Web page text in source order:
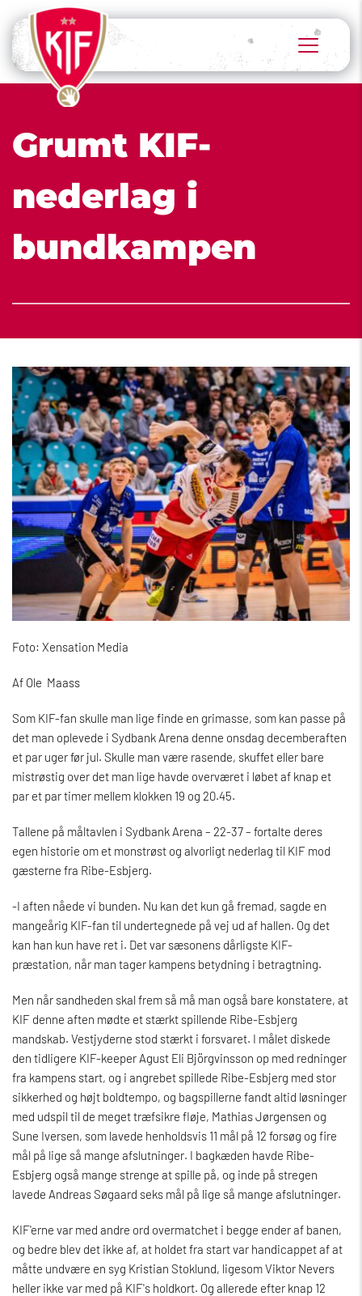
Grumt KIF-
nederlag i
bundkampen
Foto: Xensation Media
Af Ole Maass
Som KIF-fan skulle man lige finde en grimasse, som kan passe på
det man oplevede i Sydbank Arena denne onsdag decemberaften
et par uger før jul. Skulle man være rasende, skuffet eller bare
mistrøstig over det man lige havde overværet i løbet af knap et
par et par timer mellem klokken 19 og 20.45.
Tallene på måltavlen i Sydbank Arena – 22-37 – fortalte deres
egen historie om et monstrøst og alvorligt nederlag til KIF mod
gæsterne fra Ribe-Esbjerg.
-I aften nåede vi bunden. Nu kan det kun gå fremad, sagde en
mangeårig KIF-fan til undertegnede på vej ud af hallen. Og det
kan han kun have ret i. Det var sæsonens dårligste KIF-
præstation, når man tager kampens betydning i betragtning.
Men når sandheden skal frem så må man også bare konstatere, at
KIF denne aften mødte et stærkt spillende Ribe-Esbjerg
mandskab. Vestjyderne stod stærkt i forsvaret. I målet diskede
den tidligere KIF-keeper Agust Eli Björgvinsson op med redninger
fra kampens start, og i angrebet spillede Ribe-Esbjerg med stor
sikkerhed og højt boldtempo, og bagspillerne fandt altid løsninger
med udspil til de meget træfsikre fløje, Mathias Jørgensen og
Sune Iversen, som lavede henholdsvis 11 mål på 12 forsøg og fire
mål på lige så mange afslutninger. I bagkæden havde Ribe-
Esbjerg også mange strenge at spille på, og inde på stregen
lavede Andreas Søgaard seks mål på lige så mange afslutninger.
KIF'erne var med andre ord overmatchet i begge ender af banen,
og bedre blev det ikke af, at holdet fra start var handicappet af at
måtte undvære en syg Kristian Stoklund, ligesom Viktor Nevers
heller ikke var med på KIF's holdkort. Og allerede efter knap 12